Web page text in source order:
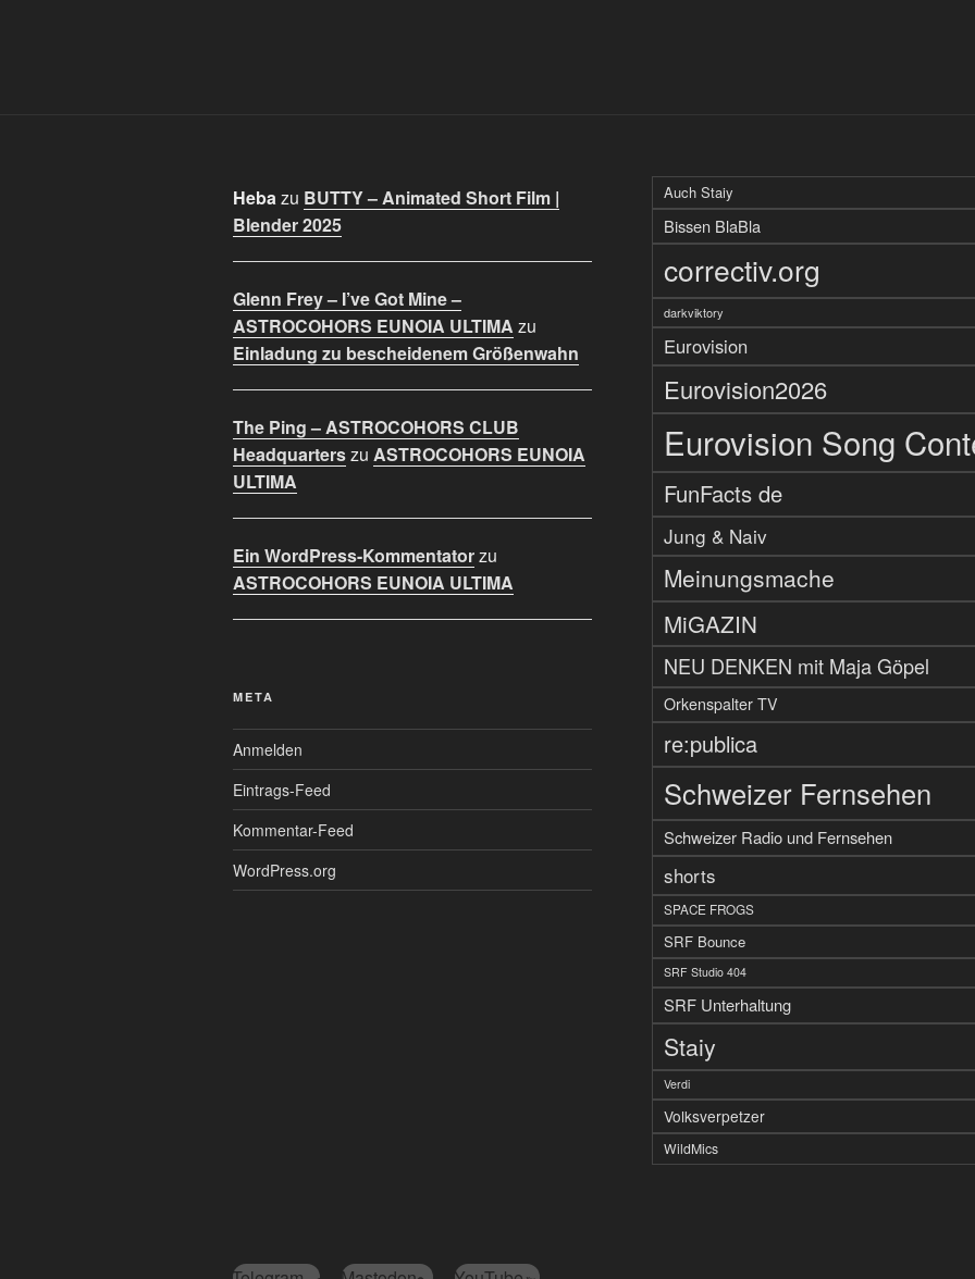
Hebazu BUTTY – Animated Short Film |
Blender 2025
Glenn Frey – I’ve Got Mine –
ASTROCOHORS EUNOIA ULTIMA zu
Einladung zu bescheidenem Größenwahn
The Ping – ASTROCOHORS CLUB
Headquarterszu ASTROCOHORS EUNOIA
ULTIMA
Ein WordPress-Kommentatorzu
ASTROCOHORS EUNOIA ULTIMA
META
Anmelden
Eintrags-Feed
Kommentar-Feed
WordPress.org
Auch Staiy
Bissen BlaBla
correctiv.org
darkviktory
Eurovision
Eurovision2026
Eurovision Song
FunFacts de
Jung & Naiv
Meinungsmache
MiGAZIN
NEU DENKEN mit Maja Göpel
Orkenspalter TV
re:publica
Schweizer Fernsehen
Schweizer Radio und Fernsehen
shorts
SPACE FROGS
SRF Bounce
SRF Studio 404
SRF Unterhaltung
Staiy
Verdi
Volksverpetzer
WildMics